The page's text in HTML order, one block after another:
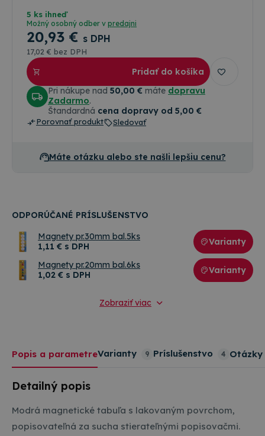
5 ks ihneď
Možný osobný odber v predajni
20,93 € s DPH
17,02 € bez DPH
Pridať do košíka
Pri nákupe nad 50,00 € máte dopravu
Zadarmo.
Štandardná cena dopravy od 5,00 €
Porovnať produkt Sledovať
Máte otázku alebo ste našli lepšiu cenu?
ODPORÚČANÉ PRÍSLUŠENSTVO
Magnety pr.30mm bal.5ks
1,11 € s DPH Varianty
Magnety pr.20mm bal.6ks
1,02 € s DPH Varianty
Zobraziť viac
Popis a parametreVarianty 9 Príslušenstvo 4
Detailný popis
Modrá magnetické tabuľa s lakovaným povrchom,
popisovateľná za sucha stierateľnými popisovačmi.